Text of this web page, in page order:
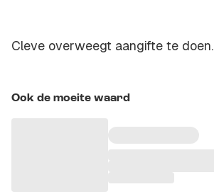
Cleve overweegt aangifte te doen.
Ook de moeite waard